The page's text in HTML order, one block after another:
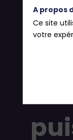
:
A propos
Ce site
votre